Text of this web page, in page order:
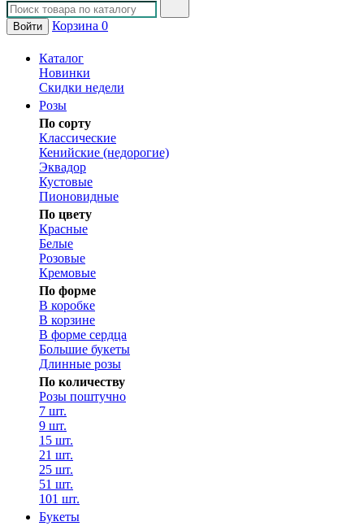
Войти Корзина 0
Каталог
Новинки
Скидки недели
Розы
По сорту
Классические
Кенийские (недорогие)
Эквадор
Кустовые
Пионовидные
По цвету
Красные
Белые
Розовые
Кремовые
По форме
В коробке
В корзине
В форме сердца
Большие букеты
Длинные розы
По количеству
Розы поштучно
7 шт.
9 шт.
15 шт.
21 шт.
25 шт.
51 шт.
101 шт.
Букеты